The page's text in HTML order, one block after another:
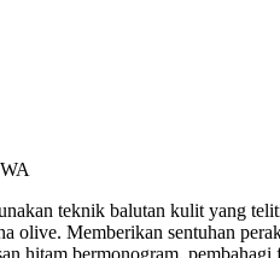
teknik balutan kulit yang
olive. Memberikan sentuhan
hitam bermonogram,